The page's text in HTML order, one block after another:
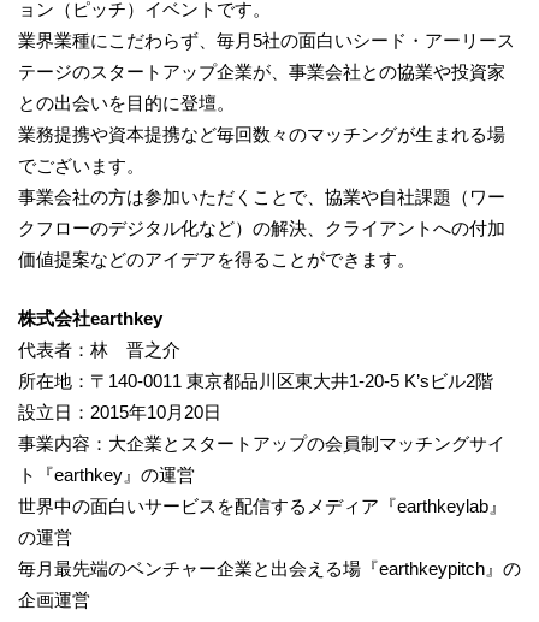
ョン（ピッチ）イベントです。
業界業種にこだわらず、毎月5社の面白いシード・アーリース
テージのスタートアップ企業が、事業会社との協業や投資家
との出会いを目的に登壇。
業務提携や資本提携など毎回数々のマッチングが生まれる場
でございます。
事業会社の方は参加いただくことで、協業や自社課題（ワー
クフローのデジタル化など）の解決、クライアントへの付加
価値提案などのアイデアを得ることができます。
株式会社earthkey
代表者：林 晋之介
所在地：〒140-0011 東京都品川区東大井1-20-5 K’sビル2階
設立日：2015年10月20日
事業内容：大企業とスタートアップの会員制マッチングサイ
ト『earthkey』の運営
世界中の面白いサービスを配信するメディア『earthkeylab』
の運営
毎月最先端のベンチャー企業と出会える場『earthkeypitch』の
企画運営